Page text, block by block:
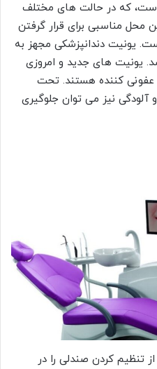
که در حالت های مختلف
محل مناسبی برای قرار گرفتن
یونیت دندانپزشکی مجهز به
یونیت های جدید و امروزی
عفونی کننده هستند. تحت
آلودگی نیز می توان جلوگیری
تنظیم کردن صندلی را در